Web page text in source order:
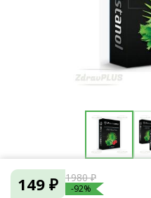
149 ₽ 1980 ₽
-92%